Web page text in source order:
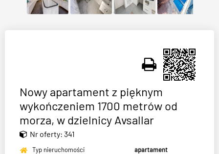
Nowy apartament z pięknym
wykończeniem 1700 metrów od
morza, w dzielnicy Avsallar
Nr oferty: 341
Typ nieruchomości
apartament